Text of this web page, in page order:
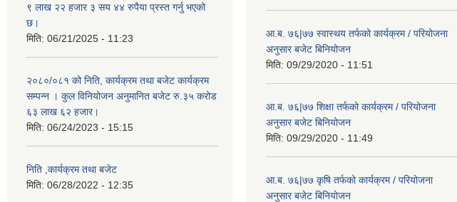
९ लाख २२ हजार ३ सय ४४ रुपैया प्रस्त गर्नु भएको
छ।
मिति: 06/21/2025 - 11:23
२०८०/०८१ को निति, कार्यक्रम तथा बजेट कार्यक्रम
सम्पन्न । कुल विनियोजन अनुमानित बजेट रु.३५ करोड
६३ लाख ६२ हजार।
मिति: 06/24/2023 - 15:15
निति ,कार्यक्रम तथा बजेट
मिति: 06/28/2022 - 12:35
आ.ब. ७६|७७ स्वास्थय तर्फको कार्यक्रम / परियोजना
अनुसार बजेट बिनियोजन
मिति: 09/29/2020 - 11:51
आ.ब. ७६|७७ शिक्षा तर्फको कार्यक्रम / परियोजना
अनुसार बजेट बिनियोजन
मिति: 09/29/2020 - 11:49
आ.ब. ७६|७७ कृषि तर्फको कार्यक्रम / परियोजना
अनुसार बजेट बिनियोजन